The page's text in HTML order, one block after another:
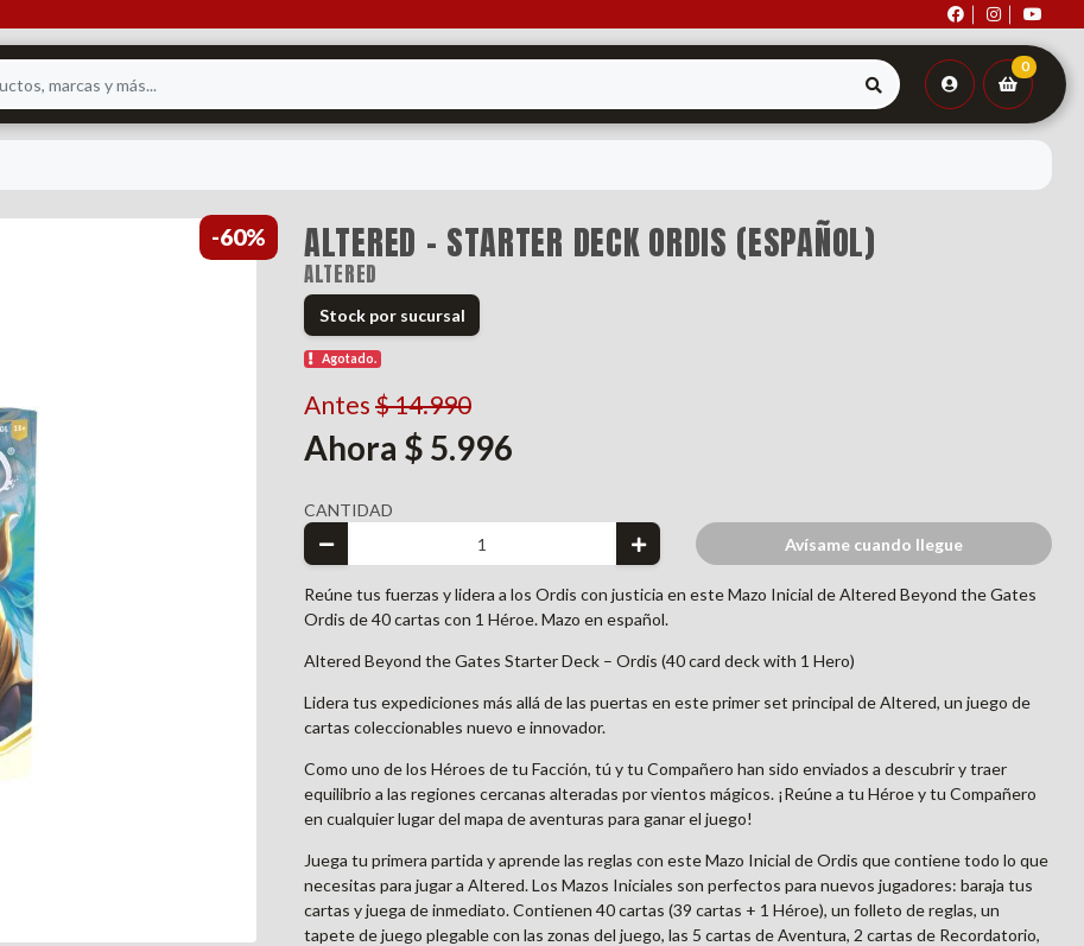
0
-60% ALTERED - STARTER DECK ORDIS (ESPAÑOL)
ALTERED
Stock por sucursal
Agotado.
Antes $ 14.990
Ahora $ 5.996
CANTIDAD
Avísame cuando llegue
Reúne tus fuerzas y lidera a los Ordis con justicia en este Mazo Inicial de Altered Beyond the Gates
Ordis de 40 cartas con 1 Héroe. Mazo en español.
Altered Beyond the Gates Starter Deck – Ordis (40 card deck with 1 Hero)
Lidera tus expediciones más allá de las puertas en este primer set principal de Altered, un juego de
cartas coleccionables nuevo e innovador.
Como uno de los Héroes de tu Facción, tú y tu Compañero han sido enviados a descubrir y traer
equilibrio a las regiones cercanas alteradas por vientos mágicos. ¡Reúne a tu Héroe y tu Compañero
en cualquier lugar del mapa de aventuras para ganar el juego!
Juega tu primera partida y aprende las reglas con este Mazo Inicial de Ordis que contiene todo lo que
necesitas para jugar a Altered. Los Mazos Iniciales son perfectos para nuevos jugadores: baraja tus
cartas y juega de inmediato. Contienen 40 cartas (39 cartas + 1 Héroe), un folleto de reglas, un
tapete de juego plegable con las zonas del juego, las 5 cartas de Aventura, 2 cartas de Recordatorio,